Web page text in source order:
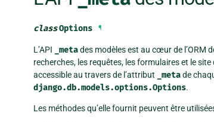
classOptions ¶
L’API _metades modèles est au cœur de l’ORM
recherches, les requêtes, les formulaires et le
accessible au travers de l’attribut
_metade
django.db.models.options.Options.
Les méthodes qu’elle fournit peuvent être